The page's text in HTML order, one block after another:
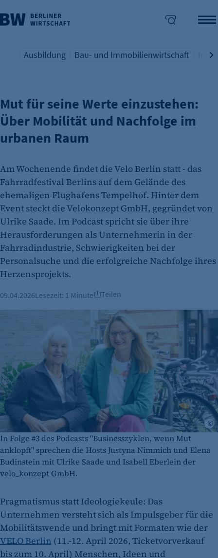
überspringen
Übersicht Schlagwort
Ausbildung
Übersicht Schlagwort
Bau- und Immobilienwirtschaft
PODCAST: BUSINESSZYKLEN, WENN MUT ANKLOPFT
Mut für seine Werte einzustehen:
Über Mobilität und Nachfolge im
urbanen Raum
Am Wochenende findet die Velo Berlin statt - das
Fahrradfestival Berlins auf dem Gelände des
ehemaligen Flughafens Tempelhof. Hinter dem
Event steckt die Velokonzept GmbH, gegründet von
Ulrike Saade. Im Podcast spricht sie über ihre
Herausforderungen als Unternehmerin in der
Fahrradindustrie, Schwierigkeiten bei der
Personalsuche und die erfolgreiche Nachfolge ihres
Herzensprojekts.
09.04.2026Lesezeit: 1 Minute Teilen
In Folge #3 des Podcasts "Businesszyklen, wenn Mut
anklopft" sprechen die Hosts Justyna Nimmich und Elena
Budinstein mit Ulrike Saade und Isabell Eberlein der
velo_konzept GmbH.
Pragmatismus statt Ideologiekeule: Das
Unternehmen versteht sich als Impulsgeber für die
Mobilitätswende und bringt mit Formaten wie der
VELO Berlin (11.-12. April 2026, Ticketvorverkauf
bis zum 10. April) Menschen, Ideen und